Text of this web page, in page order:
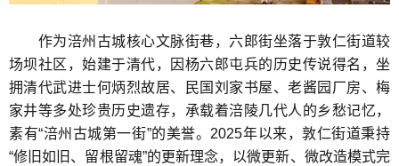
作为涪州古城核心文脉街巷，六郎街坐落于敦仁街道较
场坝社区，始建于清代，因杨六郎屯兵的历史传说得名，坐
拥清代武进士何炳烈故居、民国刘家书屋、老酱园厂房、梅
家井等多处珍贵历史遗存，承载着涪陵几代人的乡愁记忆，
素有“涪州古城第一街”的美誉。2025年以来，敦仁街道秉持
“修旧如旧、留根留魂”的更新理念，以微更新、微改造模式完